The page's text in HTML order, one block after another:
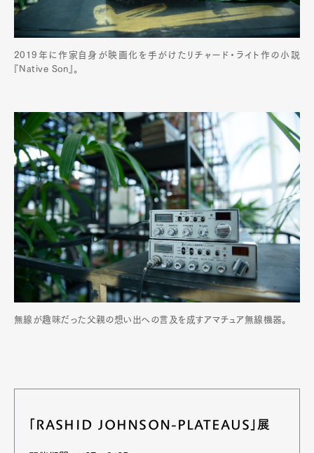
2019年に作家自身が映画化を手がけたリチャード・ライト作の小説
『Native Son』。
無線が趣味だった父親の想い出への言及を成すアマチュア無線機器。
「RASHID JOHNSON-PLATEAUS」展